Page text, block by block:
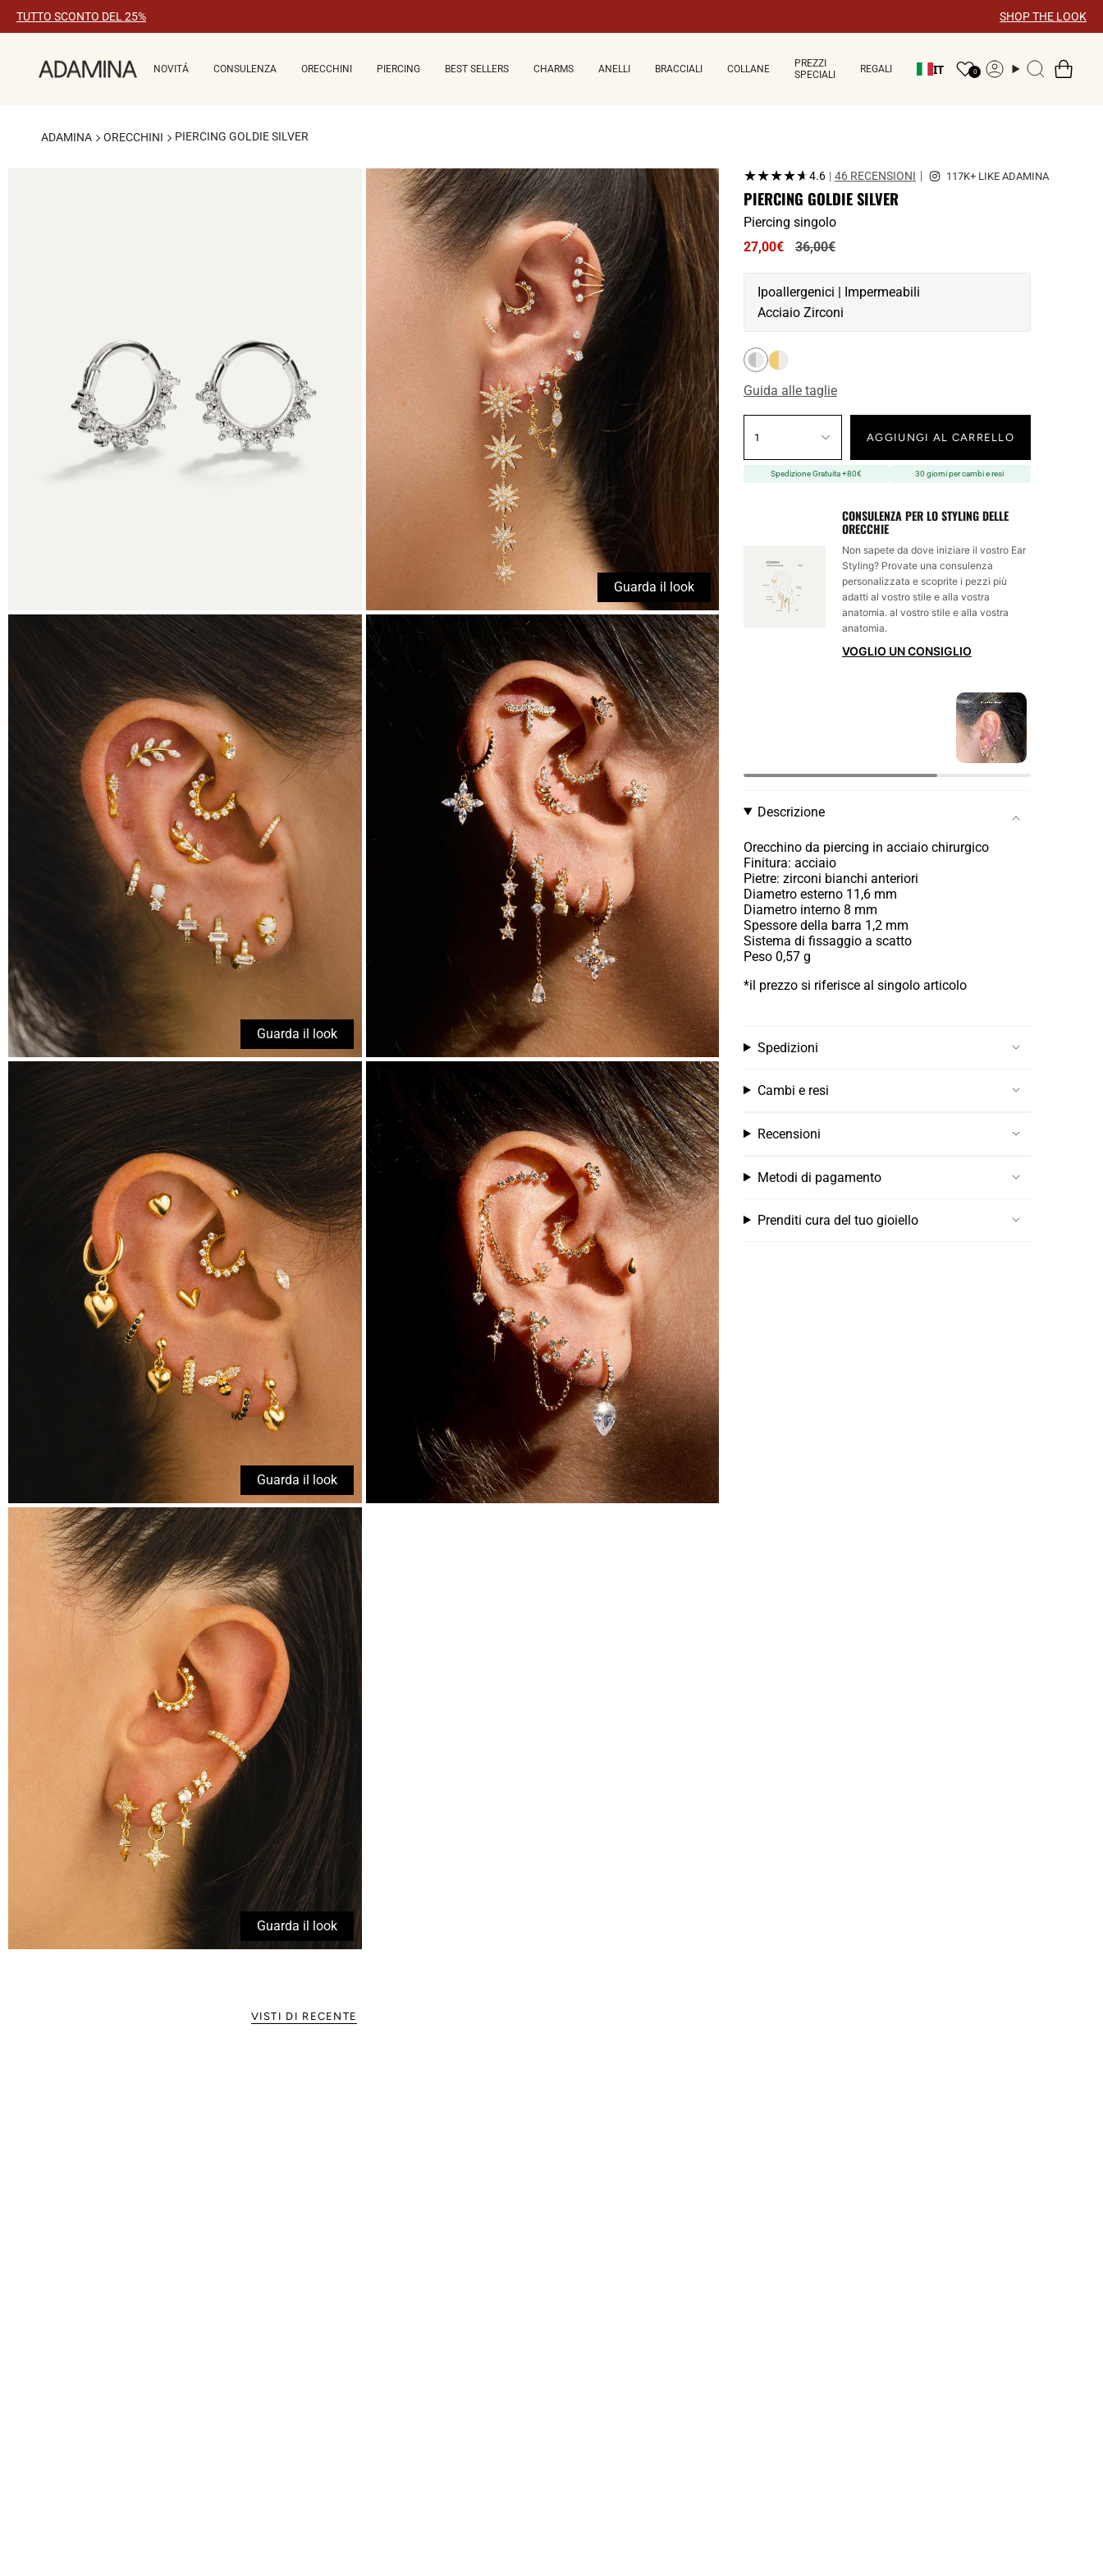
contenuto
TUTTO SCONTO DEL 25% SHOP THE LOOK
NOVITÁ CONSULENZA ORECCHINI PIERCING BEST SELLERS CHARMS ANELLI BRACCIALI COLLANE
PREZZI
SPECIALI
REGALI IT 0 Account
Ricerca
ADAMINA ORECCHINI PIERCING GOLDIE SILVER
Guarda il look
Guarda il look
Guarda il look
Guarda il look
×
★★★★★
★★★★★4.6 | 46 RECENSIONI
PIERCING GOLDIE SILVER
Piercing singolo
27,00€
Prezzo
36,00€
Ipoallergenici | Impermeabili
Acciaio Zirconi
Guida alle taglie
1 AGGIUNGI AL CARRELLO
Spedizione Gratuita +80€ 30 giorni per cambi e resi
CONSULENZA PER LO STYLING DELLE
ORECCHIE
Non sapete da dove iniziare il vostro Ear
Styling? Provate una consulenza
personalizzata e scoprite i pezzi più
adatti al vostro stile e alla vostra
anatomia. al vostro stile e alla vostra
anatomia.
VOGLIO UN CONSIGLIO
Descrizione
Orecchino da piercing in acciaio chirurgico
Finitura: acciaio
Pietre: zirconi bianchi anteriori
Diametro esterno 11,6 mm
Diametro interno 8 mm
Spessore della barra 1,2 mm
Sistema di fissaggio a scatto
Peso 0,57 g
*il prezzo si riferisce al singolo articolo
Spedizioni
Cambi e resi
Recensioni
Metodi di pagamento
Prenditi cura del tuo gioiello
VISTI DI RECENTE